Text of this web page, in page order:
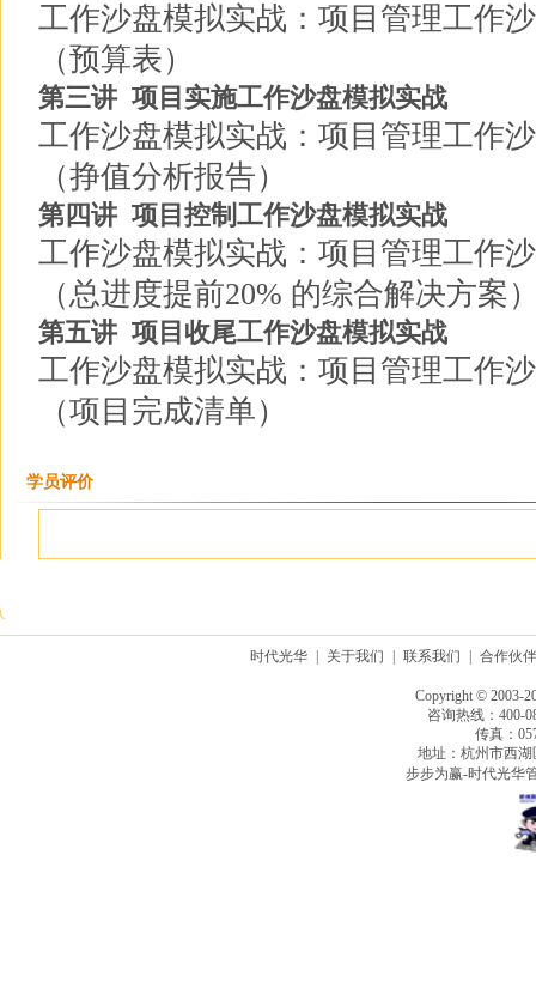
工作沙盘模拟实战：项目管理工作
（预算表）
第三讲 项目实施工作沙盘模拟实战
工作沙盘模拟实战：项目管理工作
（挣值分析报告）
第四讲 项目控制工作沙盘模拟实战
工作沙盘模拟实战：项目管理工作
（总进度提前20% 的综合解决方案
第五讲 项目收尾工作沙盘模拟实战
工作沙盘模拟实战：项目管理工作
（项目完成清单）
学员评价
时代光华 关于我们 联系我们 合作伙伴
Copyright © 2003-
咨询热线：400-
传真：
地址：杭州市西
步步为赢-时代光华